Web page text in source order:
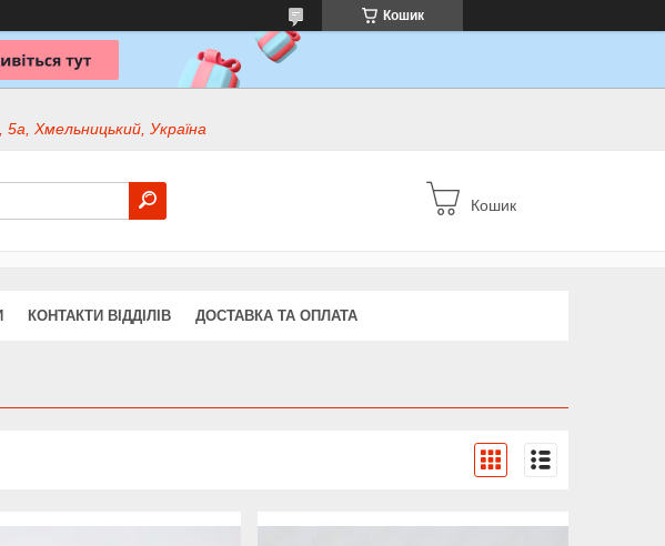
Кошик
Хмельницький, Україна
Кошик
КОНТАКТИ ВІДДІЛІВ ДОСТАВКА ТА ОПЛАТА